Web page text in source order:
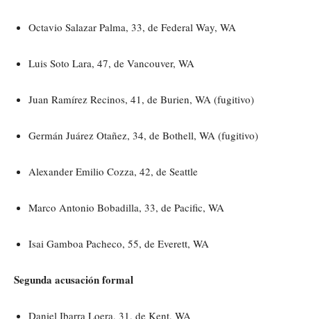
Octavio Salazar Palma, 33, de Federal Way, WA
Luis Soto Lara, 47, de Vancouver, WA
Juan Ramírez Recinos, 41, de Burien, WA (fugitivo)
Germán Juárez Otañez, 34, de Bothell, WA (fugitivo)
Alexander Emilio Cozza, 42, de Seattle
Marco Antonio Bobadilla, 33, de Pacific, WA
Isai Gamboa Pacheco, 55, de Everett, WA
Segunda acusación formal
Daniel Ibarra Loera, 31, de Kent, WA